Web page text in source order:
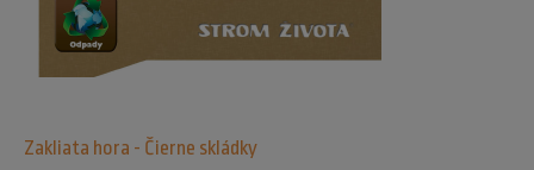
Zakliata hora - Čierne skládky